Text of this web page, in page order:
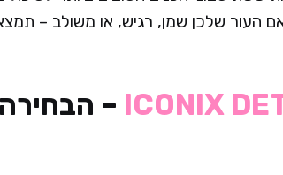
העור שלכן שמן, רגיש, או משולב –
ICONIX
–